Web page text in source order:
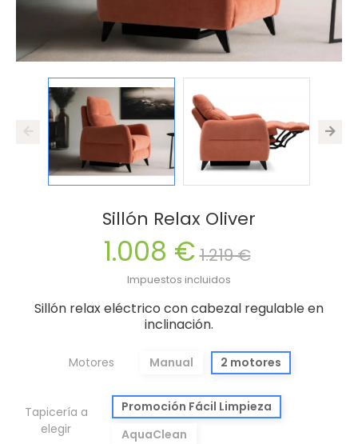
Sillón Relax Oliver
1.008 €1.219 €
Impuestos incluidos
Sillón relax eléctrico con cabezal regulable en
inclinación.
Motores Manual 2 motores
Tapicería a
elegir
Promoción Fácil Limpieza
AquaClean